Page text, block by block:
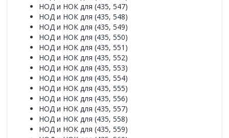
НОД и НОК для (435, 547)
НОД и НОК для (435, 548)
НОД и НОК для (435, 549)
НОД и НОК для (435, 550)
НОД и НОК для (435, 551)
НОД и НОК для (435, 552)
НОД и НОК для (435, 553)
НОД и НОК для (435, 554)
НОД и НОК для (435, 555)
НОД и НОК для (435, 556)
НОД и НОК для (435, 557)
НОД и НОК для (435, 558)
НОД и НОК для (435, 559)